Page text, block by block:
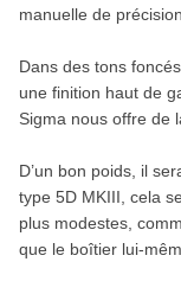
manuelle de précision.
Dans des tons
une finition haut de
Sigma nous offre de
D’un bon poids, il
type 5D MKIII, cela
plus modestes,
que le boîtier lui-